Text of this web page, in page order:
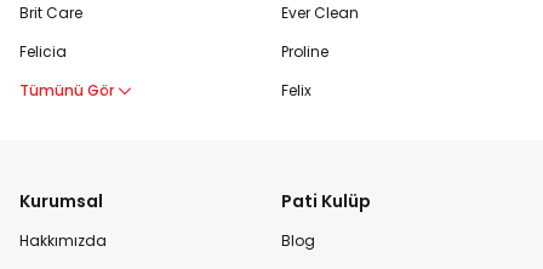
Brit Care
Felicia
Tümünü Gör
Ever Clean
Proline
Felix
Kurumsal
Hakkımızda
Pati Kulüp
Blog